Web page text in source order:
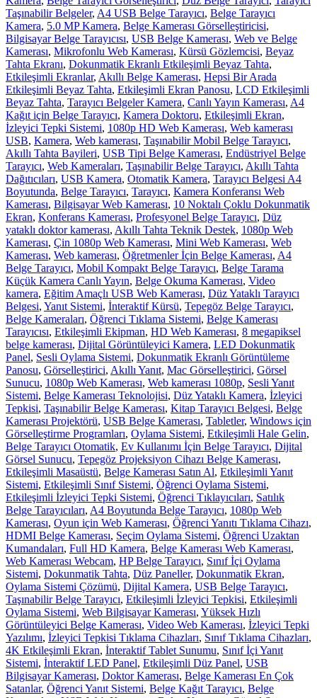
Taşınabilir Belgeler, A4 USB Belge Tarayıcı, Belge Tarayıcı
Kamera, 5.0 MP Kamera, Belge Kamerası Görselleştiricisi,
Bilgisayar Belge Tarayıcısı, USB Belge Kamerası, Web ve Belge
Kamerası, Mikrofonlu Web Kamerası, Kürsü Gözlemcisi, Beyaz
Tahta Ekranı, Dokunmatik Ekranlı Etkileşimli Beyaz Tahta,
Etkileşimli Ekranlar, Akıllı Belge Kamerası, Hepsi Bir Arada
Etkileşimli Beyaz Tahta, Etkileşimli Ekran Panosu, LCD Etkileşimli
Beyaz Tahta, Tarayıcı Belgeler Kamera, Canlı Yayın Kamerası, A4
Kağıt için Belge Tarayıcı, Kamera Doktoru, Etkileşimli Ekran,
İzleyici Tepki Sistemi, 1080p HD Web Kamerası, Web kamerası
USB, Kamera, Web kamerası, Taşınabilir Mobil Belge Tarayıcı,
Akıllı Tahta Bayileri, USB Tipi Belge Kamerası, Endüstriyel Belge
Tarayıcı, Web Kameraları, Taşınabilir Belge Tarayıcı, Akıllı Tahta
Dağıtıcıları, USB Kamera, Otomatik Kamera, Tarayıcı Belgesi A4
Boyutunda, Belge Tarayıcı, Tarayıcı, Kamera Konferansı Web
Kamerası, Bilgisayar Web Kamerası, 10 Noktalı Çoklu Dokunmatik
Ekran, Konferans Kamerası, Profesyonel Belge Tarayıcı, Düz
yataklı doktor kamerası, Akıllı Tahta Teknik Destek, 1080p Web
Kamerası, Çin 1080p Web Kamerası, Mini Web Kamerası, Web
Kamerası, Web kamerası, Öğretmenler İçin Belge Kamerası, A4
Belge Tarayıcı, Mobil Kompakt Belge Tarayıcı, Belge Tarama
Küçük Kamera Canlı Yayın, Belge Okuma Kamerası, Video
kamera, Eğitim Amaçlı USB Web Kamerası, Düz Yataklı Tarayıcı
Belgesi, Yanıt Sistemi, İnteraktif Kürsü, Tepegöz Belge Tarayıcı,
Belge Kameraları, Öğrenci Tıklama Sistemi, Belge Kamerası
Tarayıcısı, Etkileşimli Ekipman, HD Web Kamerası, 8 megapiksel
belge kamerası, Dijital Görüntüleyici Kamera, LED Dokunmatik
Panel, Sesli Oylama Sistemi, Dokunmatik Ekranlı Görüntüleme
Panosu, Görselleştirici, Akıllı Yanıt, Mac Görselleştirici, Görsel
Sunucu, 1080p Web Kamerası, Web kamerası 1080p, Sesli Yanıt
Sistemi, Belge Kamerası Teknolojisi, Düz Yataklı Kamera, İzleyici
Tepkisi, Taşınabilir Belge Kamerası, Kitap Tarayıcı Belgesi, Belge
Kamerası Projektörü, USB Belge Kamerası, Tabletler, Windows için
Görselleştirme Programları, Oylama Sistemi, Etkileşimli Hale Gelin,
Belge Tarayıcı Otomatik, Ev Kullanımı İçin Belge Tarayıcı, Dijital
Görsel Sunucu, Tepegöz Projeksiyon Cihazı Belge Kamerası,
Etkileşimli Masaüstü, Belge Kamerası Satın Al, Etkileşimli Yanıt
Sistemi, Etkileşimli Sınıf Sistemi, Öğrenci Oylama Sistemi,
Etkileşimli İzleyici Tepki Sistemi, Öğrenci Tıklayıcıları, Satılık
Belge Tarayıcıları, A4 Boyutunda Belge Tarayıcı, 1080p Web
Kamerası, Oyun için Web Kamerası, Öğrenci Yanıtı Tıklama Cihazı,
HDMI Belge Kamerası, Seçim Oylama Sistemi, Öğrenci Uzaktan
Kumandaları, Full HD Kamera, Belge Kamerası Web Kamerası,
Web Kamerası Webcam, HP Belge Tarayıcı, Sınıf İçi Oylama
Sistemi, Dokunmatik Tahta, Düz Paneller, Dokunmatik Ekran,
Oylama Sistemi Çözümü, Dijital Kamera, USB Belge Tarayıcı,
Taşınabilir Belge Tarayıcı, Etkileşimli İzleyici Tepkisi, Etkileşimli
Oylama Sistemi, Web Bilgisayar Kamerası, Yüksek Hızlı
Görüntüleyici Belge Kamerası, Video Web Kamerası, İzleyici Tepki
Yazılımı, İzleyici Tepkisi Tıklama Cihazları, Sınıf Tıklama Cihazları,
4K Etkileşimli Ekran, İnteraktif Tablet Sunumu, Sınıf İçi Yanıt
Sistemi, İnteraktif LED Panel, Etkileşimli Düz Panel, USB
Bilgisayar Kamerası, Doktor Kamerası, Belge Kamerası En Çok
Satanlar, Öğrenci Yanıt Sistemi, Belge Kağıt Tarayıcı, Belge